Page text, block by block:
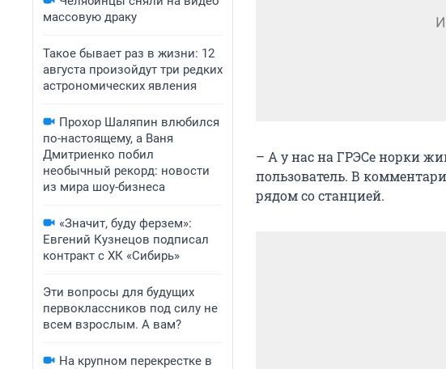
массовую драку
Такое бывает раз в жизни: 12
августа произойдут три редких
астрономических явления
Прохор Шаляпин влюбился
по-настоящему, а Ваня
Дмитриенко побил
необычный рекорд: новости
из мира шоу-бизнеса
«Значит, буду ферзем»:
Евгений Кузнецов подписал
контракт с ХК «Сибирь»
Эти вопросы для будущих
первоклассников под силу не
всем взрослым. А вам?
На крупном перекрестке в
– А у нас на ГРЭСе норки
пользователь. В
рядом со станцией.